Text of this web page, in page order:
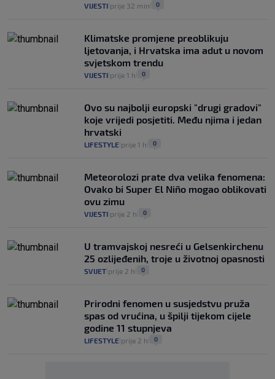
VIJESTI prije 32 min 0
Klimatske promjene preoblikuju
ljetovanja, i Hrvatska ima adut u novom
svjetskom trendu
VIJESTI prije 1 h 0
Ovo su najbolji europski "drugi gradovi"
koje vrijedi posjetiti. Među njima i jedan
hrvatski
LIFESTYLE prije 1 h 0
Meteorolozi prate dva velika fenomena:
Ovako bi Super El Niño mogao oblikovati
ovu zimu
VIJESTI prije 2 h 0
U tramvajskoj nesreći u Gelsenkirchenu
25 ozlijeđenih, troje u životnoj opasnosti
SVIJET prije 2 h 0
Prirodni fenomen u susjedstvu pruža
spas od vrućina, u špilji tijekom cijele
godine 11 stupnjeva
LIFESTYLE prije 2 h 0